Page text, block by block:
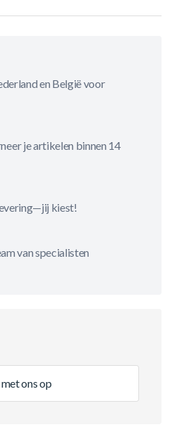
en België voor
je artikelen binnen 14
kiest!
van specialisten
ons op